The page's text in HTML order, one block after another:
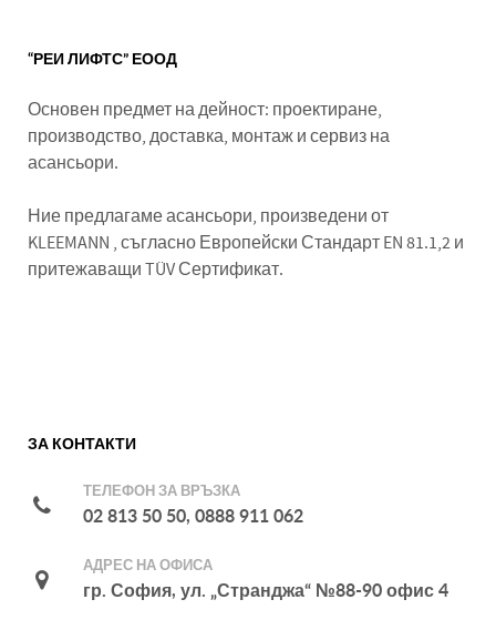
“РЕИ ЛИФТС” ЕООД
Основен предмет на дейност: проектиране,
производство, доставка, монтаж и сервиз на
асансьори.
Ние предлагаме асансьори, произведени от
KLEEMANN , съгласно Европейски Стандарт EN 81.1,2 и
притежаващи TÜV Сертификат.
ЗА КОНТАКТИ
ТЕЛЕФОН ЗА ВРЪЗКА
02 813 50 50, 0888 911 062
АДРЕС НА ОФИСА
гр. София, ул. „Странджа“ №88-90 офис 4